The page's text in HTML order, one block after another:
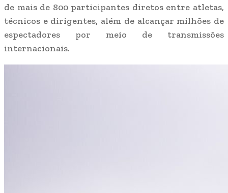
de mais de 800 participantes diretos entre atletas,
técnicos e dirigentes, além de alcançar milhões de
espectadores por meio de transmissões
internacionais.